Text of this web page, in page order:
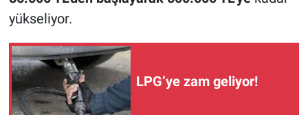
yükseliyor.
LPG’ye zam geliyor!